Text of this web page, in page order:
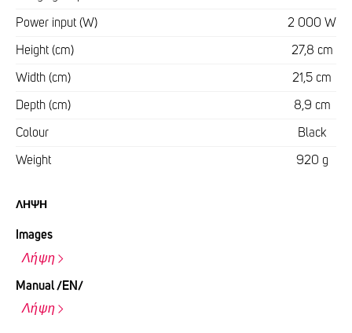
Power input (W) 2 000 W
Height (cm) 27,8 cm
Width (cm) 21,5 cm
Depth (cm) 8,9 cm
Colour Black
Weight 920 g
ΛΉΨΗ
Images
Λήψη
Manual /EN/
Λήψη